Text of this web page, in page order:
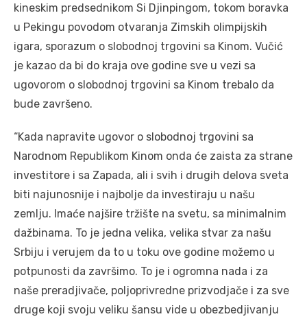
kineskim predsednikom Si Djinpingom, tokom boravka
u Pekingu povodom otvaranja Zimskih olimpijskih
igara, sporazum o slobodnoj trgovini sa Kinom. Vučić
je kazao da bi do kraja ove godine sve u vezi sa
ugovorom o slobodnoj trgovini sa Kinom trebalo da
bude završeno.
“Kada napravite ugovor o slobodnoj trgovini sa
Narodnom Republikom Kinom onda će zaista za strane
investitore i sa Zapada, ali i svih i drugih delova sveta
biti najunosnije i najbolje da investiraju u našu
zemlju. Imaće najšire tržište na svetu, sa minimalnim
dažbinama. To je jedna velika, velika stvar za našu
Srbiju i verujem da to u toku ove godine možemo u
potpunosti da završimo. To je i ogromna nada i za
naše preradjivače, poljoprivredne prizvodjače i za sve
druge koji svoju veliku šansu vide u obezbedjivanju